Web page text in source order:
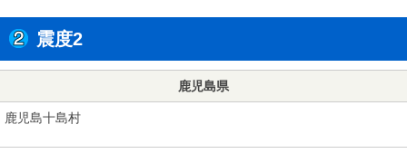
震度2
鹿児島県
鹿児島十島村